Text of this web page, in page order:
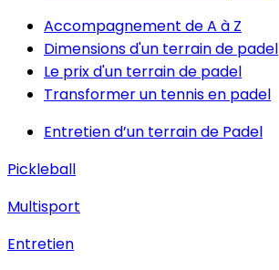
Accompagnement de A à Z
Dimensions d'un terrain de padel
Le prix d'un terrain de padel
Transformer un tennis en padel
Entretien d’un terrain de Padel
Pickleball
Multisport
Entretien